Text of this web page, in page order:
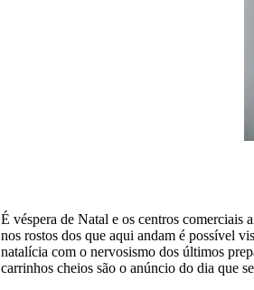
É véspera de Natal e os centros comerciais
nos rostos dos que aqui andam é possível
natalícia com o nervosismo dos últimos
carrinhos cheios são o anúncio do dia que